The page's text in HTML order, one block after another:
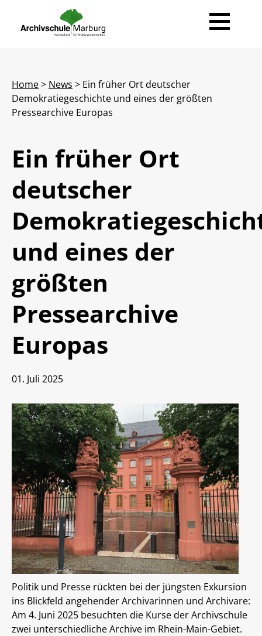
Ausbildung
Beruf Archivarin / Archivar
Studienprojekte
Transferarbeiten
Für Studierende
Gastdozentinnen und Gastdozenten
Fort- & Weiterbildung
Ihre Ansprechpartner
Informationen
Lehrende
Hilfe / FAQ
Veranstaltungen
Forum Archivrecht
Team
Rechtsgrundlagen
Geschichte
Anreise und Parken
Publikationen
Veröffentlichungen
E-Papers
Blog (Extern)
Jahresberichte der Archivschule
Leichte Sprache Bibliothek Forschung
MidosaXML
Home> News > Ein früher Ort deutscher
Demokratiegeschichte und eines der größten
Pressearchive Europas
Ein früher Ort
deutscher
und eines der
größten
Pressearchive
Europas
01. Juli 2025
Politik und Presse rückten bei der jüngsten Exkursion
ins Blickfeld angehender Archivarinnen und Archivare:
Am 4. Juni 2025 besuchten die Kurse der Archivschule
zwei unterschiedliche Archive im Rhein-Main-Gebiet.